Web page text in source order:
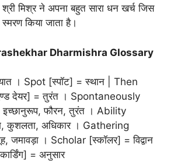
मिश्र ने अपना बहुत सारा धन खर्च जिस
किया जाता है।
Dharmishra Glossary
। Spot [स्पॉट] = स्थान | Then
देयर] = तुरंत । Spontaneously
इच्छानुरूप, फौरन, तुरंत । Ability
कुशलता, अधिकार । Gathering
जमावड़ा । Scholar [स्कॉलर] = विद्वान
= अनुसार